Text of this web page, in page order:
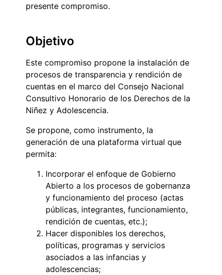
presente compromiso.
Objetivo
Este compromiso propone la instalación de
procesos de transparencia y rendición de
cuentas en el marco del Consejo Nacional
Consultivo Honorario de los Derechos de la
Niñez y Adolescencia.
Se propone, como instrumento, la
generación de una plataforma virtual que
permita:
Incorporar el enfoque de Gobierno
Abierto a los procesos de gobernanza
y funcionamiento del proceso (actas
públicas, integrantes, funcionamiento,
rendición de cuentas, etc.);
Hacer disponibles los derechos,
políticas, programas y servicios
asociados a las infancias y
adolescencias;